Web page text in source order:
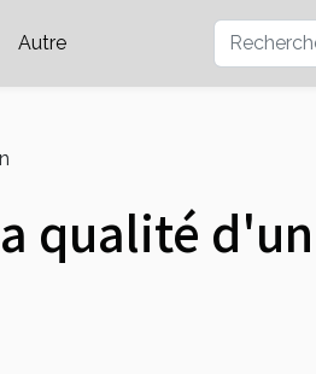
Autre
qualité